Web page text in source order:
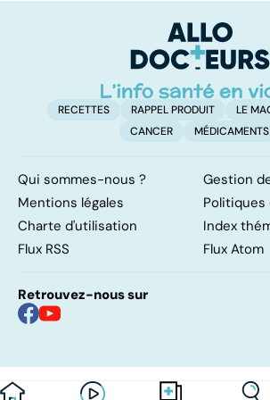
levée de
RECETTES RAPPEL PRODUIT
LE
CANCER
MÉDICAMENTS
Qui sommes-nous ?
Gestion
Mentions légales
Charte d'utilisation
Index
Flux RSS
Flux Atom
Retrouvez-nous sur